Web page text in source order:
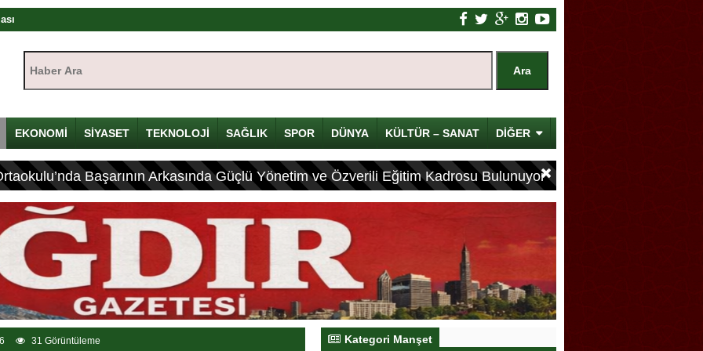
Iğdır’da başlıyor
Mirası
4 Yaralı
EKONOMİ SİYASET TEKNOLOJİ SAĞLIK SPOR DÜNYA KÜLTÜR – SANAT DİĞER
Başarının Arkasında Güçlü Yönetim ve Özverili Eğitim Kadrosu Bulunuyor
31 Görüntüleme Kategori Manşet